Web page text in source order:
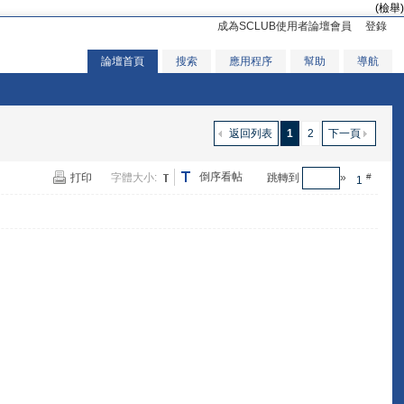
(檢舉)
成為SCLUB使用者論壇會員
登錄
論壇首頁 搜索 應用程序 幫助 導航
1 2 下一頁
返回列表
1 #
跳轉到 »
倒序看帖
打印 字體大小: